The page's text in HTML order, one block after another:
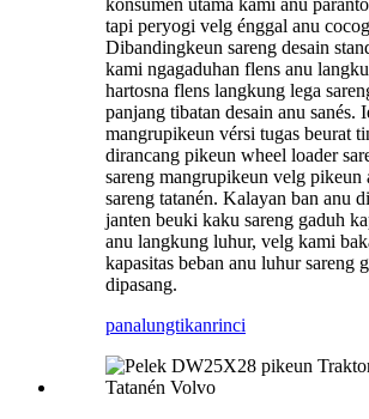
konsumén utama kami anu
tapi peryogi velg énggal anu
Dibandingkeun sareng desain
kami ngagaduhan flens anu
hartosna flens langkung lega
panjang tibatan desain anu sanés.
mangrupikeun vérsi tugas beurat
dirancang pikeun wheel loader
sareng mangrupikeun velg pikeun
sareng tatanén. Kalayan ban anu
janten beuki kaku sareng gaduh
anu langkung luhur, velg kami
kapasitas beban anu luhur sareng
dipasang.
panalungtikanrinci